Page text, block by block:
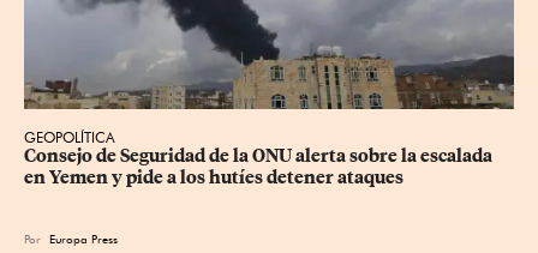
GEOPOLÍTICA
Consejo de Seguridad de la ONU alerta sobre la escalada
en Yemen y pide a los hutíes detener ataques
Por Europa Press